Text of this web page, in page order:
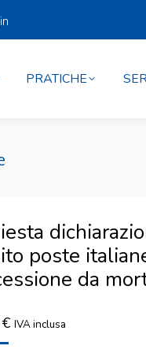
PRATICHE
poste
da
€ IVA inclusa